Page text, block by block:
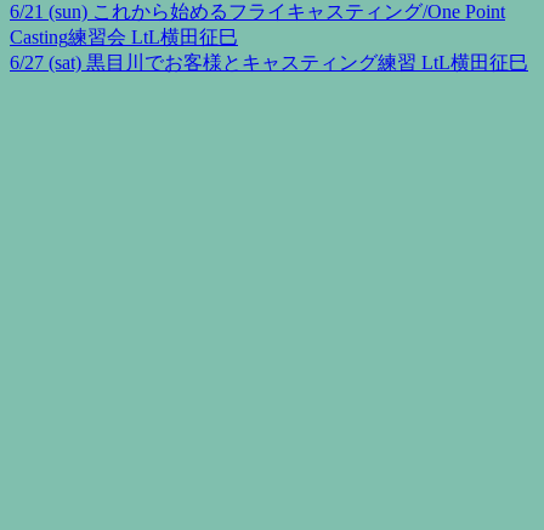
6/21 (sun) これから始めるフライキャスティング/One Point
Casting練習会 LtL横田征巳
6/27 (sat) 黒目川でお客様とキャスティング練習 LtL横田征巳